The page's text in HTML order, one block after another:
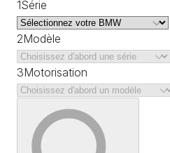
1Série
2Modèle
3Motorisation